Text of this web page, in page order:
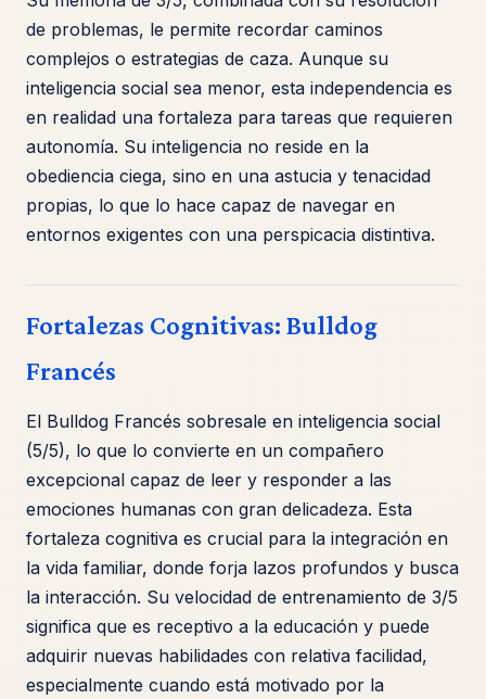
de problemas, le permite recordar caminos
complejos o estrategias de caza. Aunque su
inteligencia social sea menor, esta independencia es
en realidad una fortaleza para tareas que requieren
autonomía. Su inteligencia no reside en la
obediencia ciega, sino en una astucia y tenacidad
propias, lo que lo hace capaz de navegar en
entornos exigentes con una perspicacia distintiva.
Fortalezas Cognitivas: Bulldog
Francés
El Bulldog Francés sobresale en inteligencia social
(5/5), lo que lo convierte en un compañero
excepcional capaz de leer y responder a las
emociones humanas con gran delicadeza. Esta
fortaleza cognitiva es crucial para la integración en
la vida familiar, donde forja lazos profundos y busca
la interacción. Su velocidad de entrenamiento de 3/5
significa que es receptivo a la educación y puede
adquirir nuevas habilidades con relativa facilidad,
especialmente cuando está motivado por la